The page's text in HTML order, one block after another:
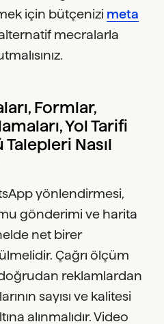
için bütçenizi meta
mecralarla
Formlar,
Yol Tarifi
Nasıl
yönlendirmesi,
gönderimi ve harita
net birer
Çağrı ölçüm
reklamlardan
sayısı ve kalitesi
alınmalıdır. Video